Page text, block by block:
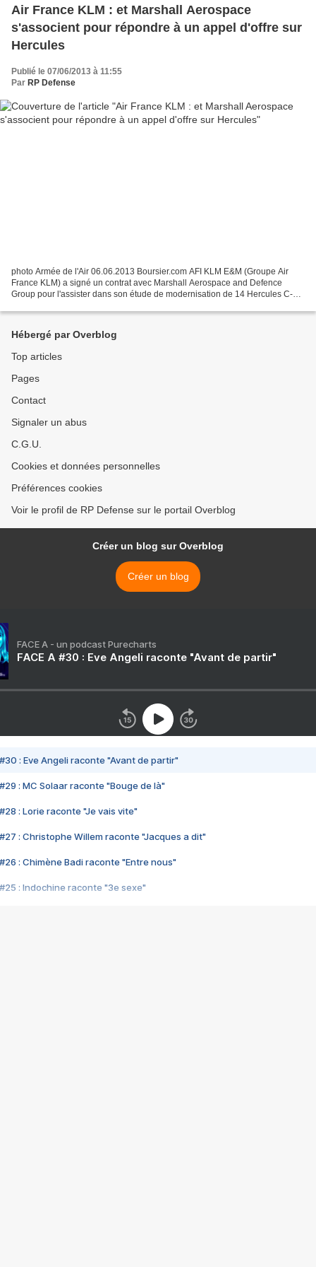
Air France KLM : et Marshall Aerospace
s'associent pour répondre à un appel d'offre sur
Hercules
Publié le 07/06/2013 à 11:55
Par RP Defense
photo Armée de l'Air 06.06.2013 Boursier.com AFI KLM E&M (Groupe Air
France KLM) a signé un contrat avec Marshall Aerospace and Defence
Group pour l'assister dans son étude de modernisation de 14 Hercules C-
Hébergé par Overblog
Top articles
Pages
Contact
Signaler un abus
C.G.U.
Cookies et données personnelles
Préférences cookies
Voir le profil de RP Defense sur le portail Overblog
Créer un blog sur Overblog
Créer un blog
FACE A - un podcast Purecharts
FACE A #30 : Eve Angeli raconte "Avant de partir"
#30 : Eve Angeli raconte "Avant de partir"
#29 : MC Solaar raconte "Bouge de là"
#28 : Lorie raconte "Je vais vite"
#27 : Christophe Willem raconte "Jacques a dit"
#26 : Chimène Badi raconte "Entre nous"
#25 : Indochine raconte "3e sexe"